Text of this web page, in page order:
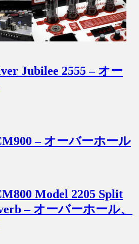
Jubilee 2555 – オー
– オーバーホール
Model 2205 Split
– オーバーホール、